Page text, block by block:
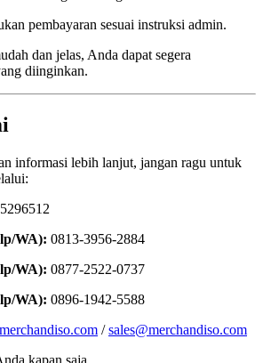
pembayaran sesuai instruksi admin.
dan jelas, Anda dapat segera
diinginkan.
informasi lebih lanjut, jangan ragu untuk
WA): 0813-3956-2884
WA): 0877-2522-0737
WA): 0896-1942-5588
/sales@merchandiso.com
kapan saja.